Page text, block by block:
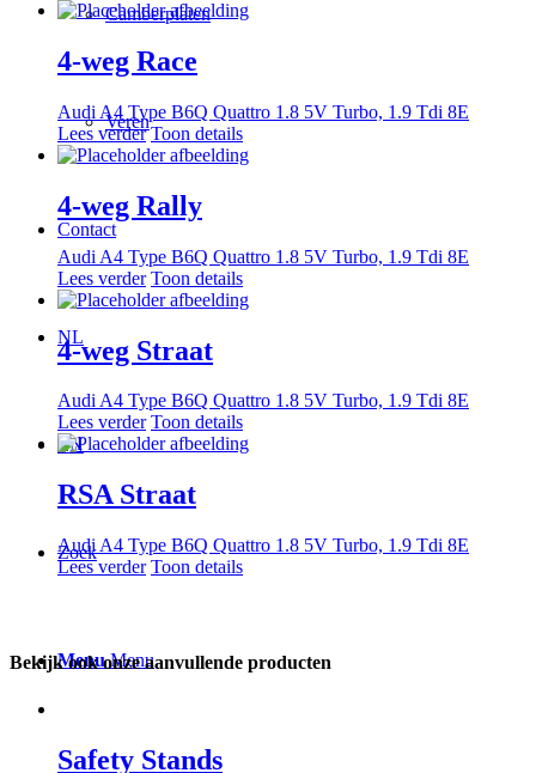
Camberplaten
Veren
Contact
NL
EN
Zoek
Menu Menu
4-weg Race
Audi A4 Type B6Q Quattro 1.8 5V Turbo, 1.9 Tdi 8E
Lees verder Toon details
4-weg Rally
Audi A4 Type B6Q Quattro 1.8 5V Turbo, 1.9 Tdi 8E
Lees verder Toon details
4-weg Straat
Audi A4 Type B6Q Quattro 1.8 5V Turbo, 1.9 Tdi 8E
Lees verder Toon details
RSA Straat
Audi A4 Type B6Q Quattro 1.8 5V Turbo, 1.9 Tdi 8E
Lees verder Toon details
Bekijk ook onze aanvullende producten
Safety Stands